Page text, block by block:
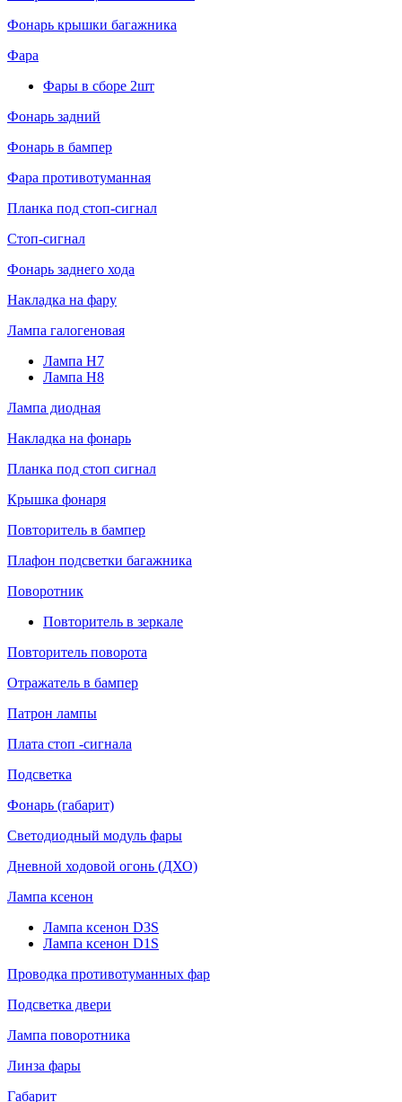
Фонарь крышки багажника
Фара
Фары в сборе 2шт
Фонарь задний
Фонарь в бампер
Фара противотуманная
Планка под стоп-сигнал
Стоп-сигнал
Фонарь заднего хода
Накладка на фару
Лампа галогеновая
Лампа H7
Лампа H8
Лампа диодная
Накладка на фонарь
Планка под стоп сигнал
Крышка фонаря
Повторитель в бампер
Плафон подсветки багажника
Поворотник
Повторитель в зеркале
Повторитель поворота
Отражатель в бампер
Патрон лампы
Плата стоп -сигнала
Подсветка
Фонарь (габарит)
Светодиодный модуль фары
Дневной ходовой огонь (ДХО)
Лампа ксенон
Лампа ксенон D3S
Лампа ксенон D1S
Проводка противотуманных фар
Подсветка двери
Лампа поворотника
Линза фары
Габарит